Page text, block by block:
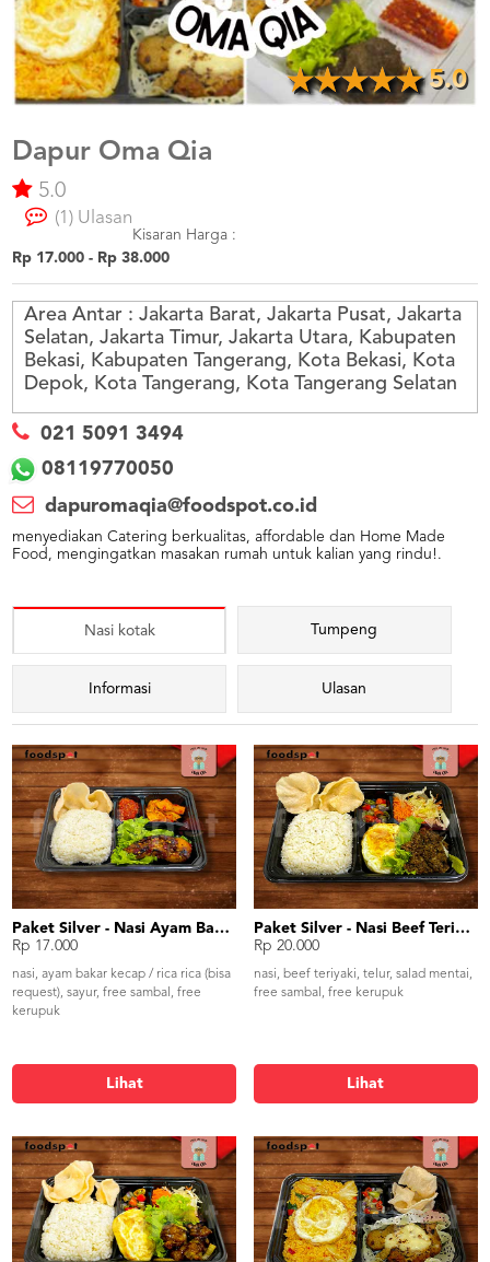
US
CATERERS
BLOG
TERMS
CONDITIONS
CALL
CENTER
021
3494
5.0
Dapur Oma Qia
5.0
(1) Ulasan
Kisaran Harga :
Rp 17.000 - Rp 38.000
Area Antar : Jakarta Barat, Jakarta Pusat, Jakarta
Selatan, Jakarta Timur, Jakarta Utara, Kabupaten
Bekasi, Kabupaten Tangerang, Kota Bekasi, Kota
Depok, Kota Tangerang, Kota Tangerang Selatan
021 5091 3494
08119770050
dapuromaqia@foodspot.co.id
menyediakan Catering berkualitas, affordable dan Home Made
Food, mengingatkan masakan rumah untuk kalian yang rindu!.
Nasi kotak Tumpeng
Informasi Ulasan
Paket Silver - Nasi Ayam Bakar
Rp 17.000
nasi, ayam bakar kecap / rica rica (bisa
request), sayur, free sambal, free
kerupuk
Lihat
Paket Silver - Nasi Beef Teriyaki
Rp 20.000
nasi, beef teriyaki, telur, salad mentai,
free sambal, free kerupuk
Lihat